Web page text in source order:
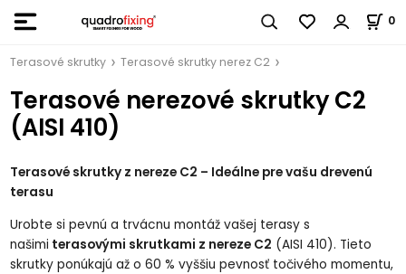
0
Terasové skrutky Terasové skrutky nerez C2
Terasové nerezové skrutky C2
(AISI 410)
Terasové skrutky z nereze C2 – Ideálne pre vašu drevenú
terasu
Urobte si pevnú a trvácnu montáž vašej terasy s
našimi terasovými skrutkami z nereze C2 (AISI 410). Tieto
skrutky ponúkajú až o 60 % vyššiu pevnosť točivého momentu,